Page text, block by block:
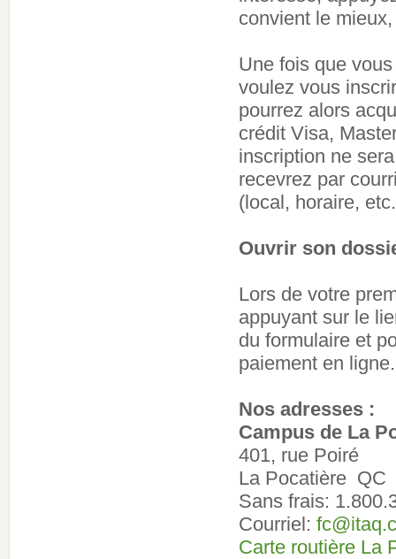
convient le
Une fois que
voulez vous
pourrez alors
crédit Visa,
inscription ne
recevrez par
(local, horaire,
Ouvrir son
Lors de votre
appuyant sur le
du formulaire et
paiement en ligne.
Nos adresses :
Campus de La
401, rue Poiré
La Pocatière QC
Sans frais:
Courriel:
Carte routière La